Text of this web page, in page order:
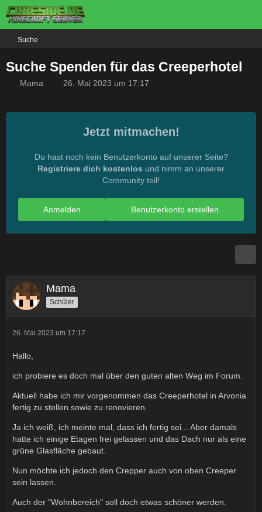
Suche
Suche Spenden für das Creeperhotel
Mama 26. Mai 2023 um 17:17
Jetzt mitmachen!
Du hast noch kein Benutzerkonto auf unserer Seite?
Registriere dich kostenlos und nimm an unserer
Community teil!
Benutzerkonto erstellen
Anmelden
Mama
Schüler
26. Mai 2023 um 17:17
Hallo,
ich probiere es doch mal über den guten alten Weg im Forum.
Aktuell habe ich mir vorgenommen das Creeperhotel in Arvonia
fertig zu stellen sowie zu renovieren.
Ja ich weiß, ich meinte mal, dass ich fertig sei... Aber damals
hatte ich einige Etagen frei gelassen und das Dach nur als eine
grüne Glasfläche gebaut.
Nun möchte ich jedoch den Crepper auch von oben Creeper
sein lassen.
Auch der "Wohnbereich" soll doch etwas schöner werden.